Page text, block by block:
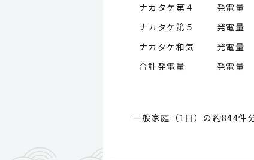
ナカタケ第４ 発電量
ナカタケ第５ 発電量
ナカタケ和気 発電量
合計発電量 発電量
一般家庭（1日）の約844件